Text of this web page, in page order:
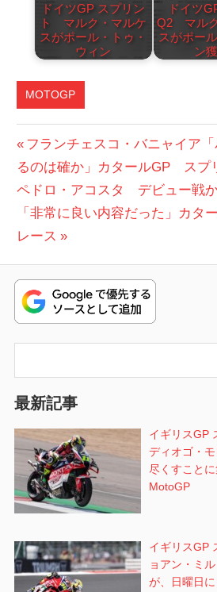
ドイツGP スプリン
ト マルク・マルケ
スがポール・トゥ・
ウィン
ドイツ
Q2 マル
スがポー
ン
MOTOGP
投
稿
ナ
ビ
ゲ
ー
ン
前
の
投
稿:
フランチェスコ・バニャイア
るのは確か」カタールGP スプ
次
の
投
ペドロ・アコスタ デビュー戦
「非常に良い内容だった」カタ
レース
最新記事
イギリスGP
ディオゴ・
尽くすことに
MotoGP
イギリスGP
ョアン・ミ
が、日曜日に